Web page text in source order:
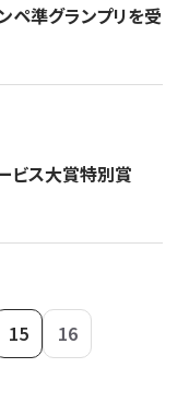
ペ準グランプリを受
ビス大賞特別賞
15 16